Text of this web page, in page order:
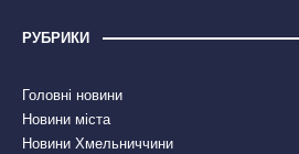
РУБРИКИ
Головні новини
Новини міста
Новини Хмельниччини